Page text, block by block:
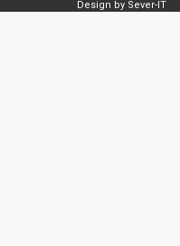
Design by Sever-IT